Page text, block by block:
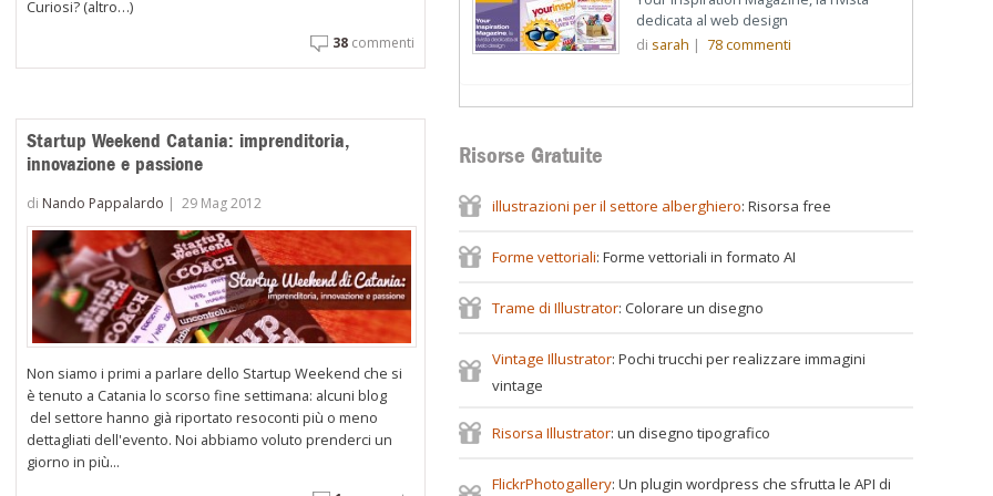
Curiosi? (altro…)
38commenti
Startup Weekend Catania: imprenditoria,
innovazione e passione
di Nando Pappalardo |29 Mag 2012
Non siamo i primi a parlare dello Startup Weekend che si
è tenuto a Catania lo scorso fine settimana: alcuni blog
del settore hanno già riportato resoconti più o meno
dettagliati dell'evento. Noi abbiamo voluto prenderci un
giorno in più...
dedicata al web design
di sarah | 78commenti
Risorse Gratuite
illustrazioni per il settore alberghiero: Risorsa free
Forme vettoriali: Forme vettoriali in formato AI
Trame di Illustrator: Colorare un disegno
Vintage Illustrator: Pochi trucchi per realizzare immagini
vintage
Risorsa Illustrator: un disegno tipografico
FlickrPhotogallery: Un plugin wordpress che sfrutta le API di